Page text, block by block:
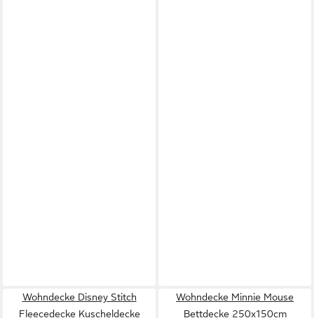
Wohndecke Disney Stitch
Fleecedecke Kuscheldecke
Wohndecke Minnie Mouse
Bettdecke 250x150cm